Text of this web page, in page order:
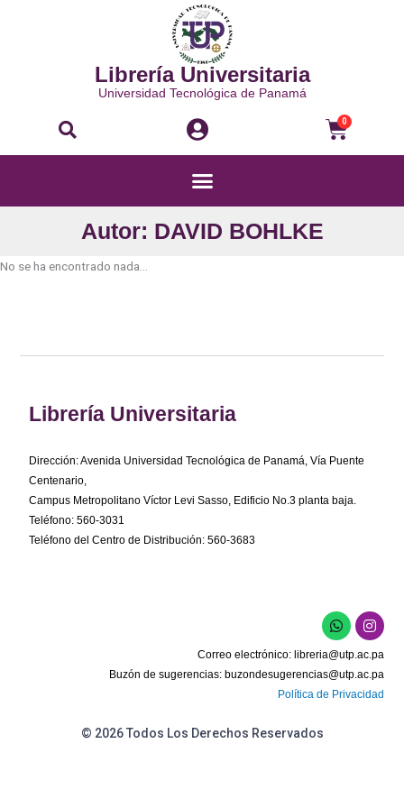
Librería Universitaria
Universidad Tecnológica de Panamá
Buscar 0
Menú
Autor: DAVID BOHLKE
No se ha encontrado nada...
Librería Universitaria
Dirección: Avenida Universidad Tecnológica de Panamá, Vía Puente
Centenario,
Campus Metropolitano Víctor Levi Sasso, Edificio No.3 planta baja.
Teléfono: 560-3031
Teléfono del Centro de Distribución: 560-3683
W
h
a
t
s
a
p
I
n
s
t
a
g
r
Correo electrónico: libreria@utp.ac.pa
Buzón de sugerencias: buzondesugerencias@utp.ac.pa
Política de Privacidad
© 2026 Todos Los Derechos Reservados